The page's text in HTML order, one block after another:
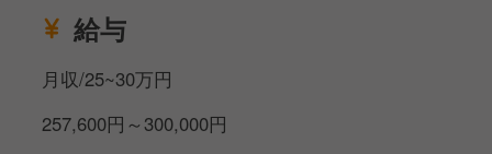
と私たちは考えています。
そこで当社では、ジョブローテーションを積極的にお
こなっており、様々な経験を積みながらキャリアを形
成していくことができます。
れていただける柔軟さを持っていただけれると嬉しい
当社では車通勤を歓迎しており、従業員専用の駐車場
給与
月収/25~30万円
257,600円～300,000円